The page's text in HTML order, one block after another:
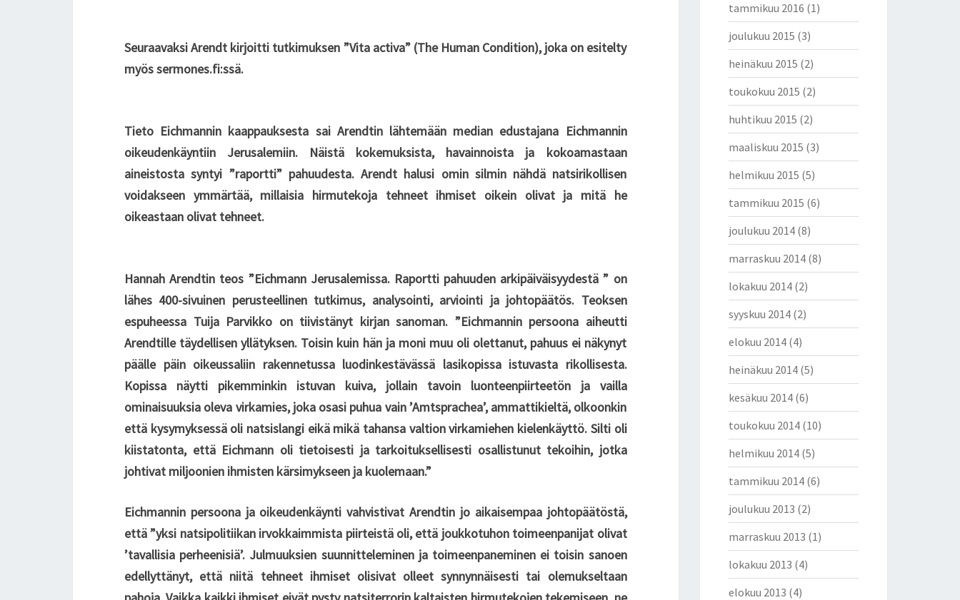
Seuraavaksi Arendt kirjoitti tutkimuksen ”Vita activa” (The Human Condition), joka on esitelty
myös sermones.fi:ssä.
Tieto Eichmannin kaappauksesta sai Arendtin lähtemään median edustajana Eichmannin
oikeudenkäyntiin Jerusalemiin. Näistä kokemuksista, havainnoista ja kokoamastaan
aineistosta syntyi ”raportti” pahuudesta. Arendt halusi omin silmin nähdä natsirikollisen
voidakseen ymmärtää, millaisia hirmutekoja tehneet ihmiset oikein olivat ja mitä he
oikeastaan olivat tehneet.
Hannah Arendtin teos ”Eichmann Jerusalemissa. Raportti pahuuden arkipäiväisyydestä ” on
lähes 400-sivuinen perusteellinen tutkimus, analysointi, arviointi ja johtopäätös. Teoksen
espuheessa Tuija Parvikko on tiivistänyt kirjan sanoman. ”Eichmannin persoona aiheutti
Arendtille täydellisen yllätyksen. Toisin kuin hän ja moni muu oli olettanut, pahuus ei näkynyt
päälle päin oikeussaliin rakennetussa luodinkestävässä lasikopissa istuvasta rikollisesta.
Kopissa näytti pikemminkin istuvan kuiva, jollain tavoin luonteenpiirteetön ja vailla
ominaisuuksia oleva virkamies, joka osasi puhua vain ’Amtsprachea’, ammattikieltä, olkoonkin
että kysymyksessä oli natsislangi eikä mikä tahansa valtion virkamiehen kielenkäyttö. Silti oli
kiistatonta, että Eichmann oli tietoisesti ja tarkoituksellisesti osallistunut tekoihin, jotka
johtivat miljoonien ihmisten kärsimykseen ja kuolemaan.”
Eichmannin persoona ja oikeudenkäynti vahvistivat Arendtin jo aikaisempaa johtopäätöstä,
että ”yksi natsipolitiikan irvokkaimmista piirteistä oli, että joukkotuhon toimeenpanijat olivat
’tavallisia perheenisiä’. Julmuuksien suunnitteleminen ja toimeenpaneminen ei toisin sanoen
edellyttänyt, että niitä tehneet ihmiset olisivat olleet synnynnäisesti tai olemukseltaan
tammikuu 2016 (1)
joulukuu 2015 (3)
heinäkuu 2015 (2)
toukokuu 2015 (2)
huhtikuu 2015 (2)
maaliskuu 2015 (3)
helmikuu 2015 (5)
tammikuu 2015 (6)
joulukuu 2014(8)
marraskuu 2014(8)
lokakuu 2014(2)
syyskuu 2014(2)
elokuu 2014(4)
heinäkuu 2014(5)
kesäkuu 2014(6)
toukokuu 2014(10)
helmikuu 2014(5)
tammikuu 2014(6)
joulukuu 2013 (2)
marraskuu 2013 (1)
lokakuu 2013 (4)
elokuu 2013 (4)